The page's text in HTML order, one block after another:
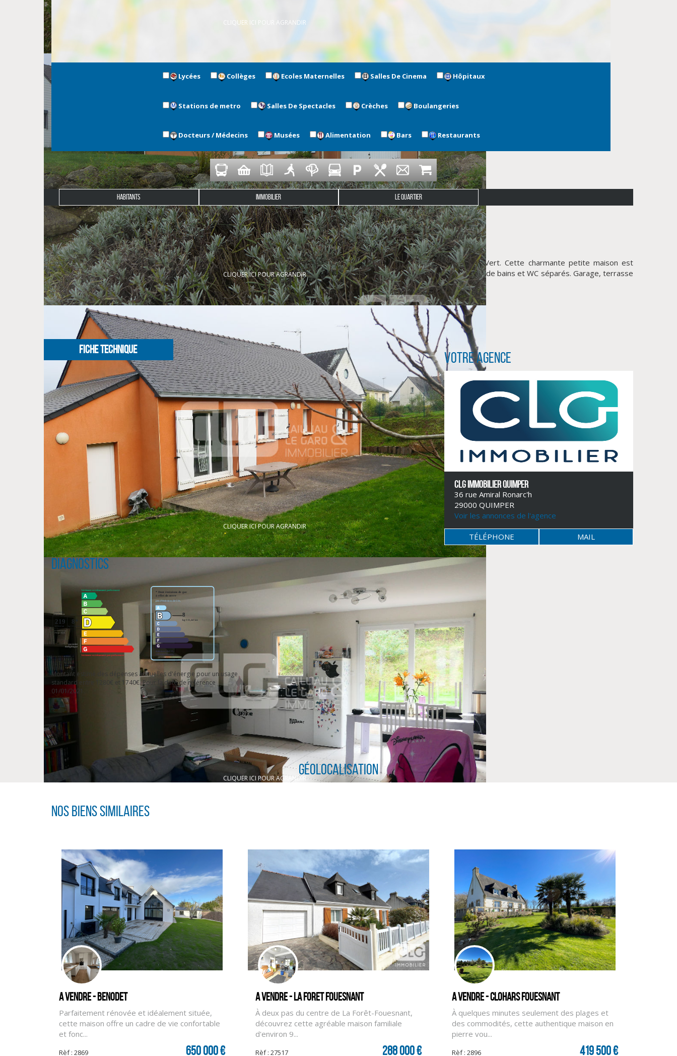
CLIQUER ICI POUR AGRANDIR
CLIQUER ICI POUR AGRANDIR
CLIQUER ICI POUR AGRANDIR
CLIQUER ICI POUR AGRANDIR
CLIQUER ICI POUR AGRANDIR
Lycées Collèges Ecoles Maternelles Salles De Cinema Hôpitaux
Stations de metro Salles De Spectacles Crèches Boulangeries
Docteurs / Médecins Musées Alimentation Bars Restaurants
HABITANTS IMMOBILIER LE QUARTIER
Description du bien
L'agence CLG immobilier vous propose à la location cette maison de plain pied située dans le quartier calme du Moulin-Vert. Cette charmante petite maison est
composée d'une pièce de vie avec coin cuisine aménagé et équipé (Plaque de cuisson et hotte), de trois chambres, d'une salle de bains et WC séparés. Garage, terrasse
et jardin.
Disponible à la mi-mai 2026
NOS HONORAIRES
FICHE TECHNIQUE Votre agence
CLG IMMOBILIER QUIMPER
36 rue Amiral Ronarc'h
29000 QUIMPER
Voir les annonces de l'agence
TÉLÉPHONE MAIL
Diagnostics
Montant estimé des dépenses annuelles d'énergie pour un usage
standard entre 1280€ et 1740€. Pour la date de référence
01/01/2021.
Géolocalisation
Nos biens similaires
A vendre - BENODET
Parfaitement rénovée et idéalement située,
cette maison offre un cadre de vie confortable
et fonc...
Rèf : 2869 650 000 €
A vendre - LA FORET FOUESNANT
À deux pas du centre de La Forêt-Fouesnant,
découvrez cette agréable maison familiale
d'environ 9...
Rèf : 27517 288 000 €
A vendre - CLOHARS FOUESNANT
À quelques minutes seulement des plages et
des commodités, cette authentique maison en
pierre vou...
Rèf : 2896 419 500 €